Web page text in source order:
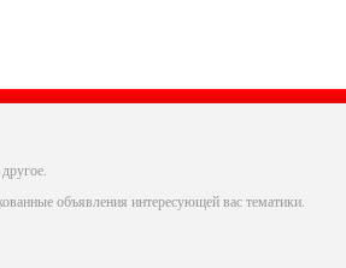
объявления интересующей вас тематики.